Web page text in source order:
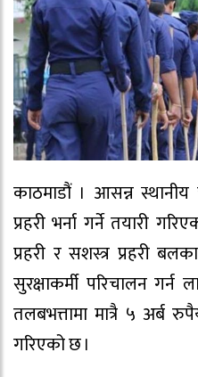
काठमाडौं । आसन्न
प्रहरी भर्ना गर्ने तयारी
प्रहरी र सशस्त्र प्रहरी
सुरक्षाकर्मी परिचालन गर्न
तलबभत्तामा मात्रै ५ अर्ब
गरिएको छ ।